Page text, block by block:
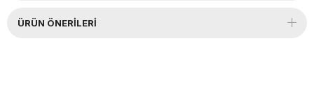
ÜRÜN ÖNERILERI